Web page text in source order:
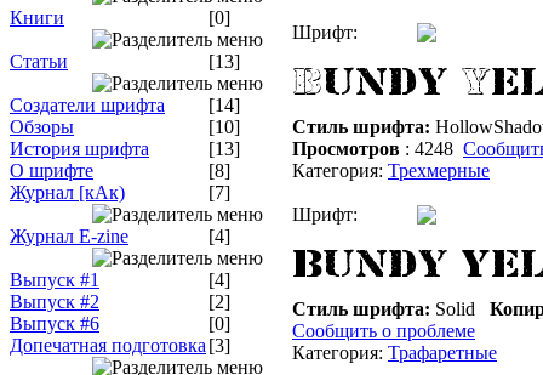
Книги [0]
Статьи [13]
Создатели шрифта
[14]
Обзоры
[10]
История шрифта
[13]
О шрифте
[8]
Журнал [кАк)
[7]
Журнал E-zine [4]
Выпуск #1
[4]
Выпуск #2
[2]
Выпуск #6
[0]
Допечатная подготовка [3]
Шрифт:
Стиль шрифта:
Просмотров : 4248
Категория: Трехмерные
Шрифт:
Стиль шрифта: Solid
Сообщить о проблеме
Категория: Трафаретные